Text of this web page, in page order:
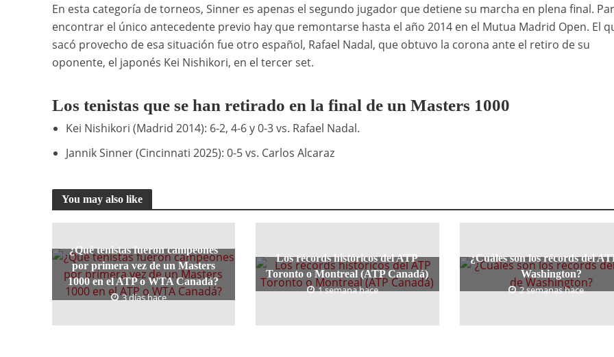
En esta categoría de torneos, Sinner es apenas el segundo jugador que detiene su marcha en plena final.
encontrar el único antecedente previo hay que remontarse hasta el año 2014 en el Mutua Madrid Open. El
sacó provecho de esa situación fue otro español, Rafael Nadal, que obtuvo la corona ante el retiro de su
oponente, el japonés Kei Nishikori, en el tercer set.
Los tenistas que se han retirado en la final de un Masters 1000
Kei Nishikori (Madrid 2014): 6-2, 4-6 y 0-3 vs. Rafael Nadal.
Jannik Sinner (Cincinnati 2025): 0-5 vs. Carlos Alcaraz
You may also like
¿Qué tenistas fueron campeones
por primera vez de un Masters
1000 en el ATP o WTA Canadá?
3 días hace
Los récords históricos del ATP
Toronto o Montreal (ATP Canadá)
1 semana hace
¿Cuáles son los récords del
Washington?
2 semanas hace